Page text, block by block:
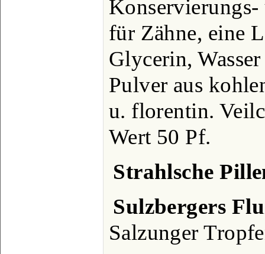
für Zähne, eine
Glycerin,
Pulver aus
u. florentin.
Wert 50 Pf.
Strahlsche
Sulzbergers
Salzunger